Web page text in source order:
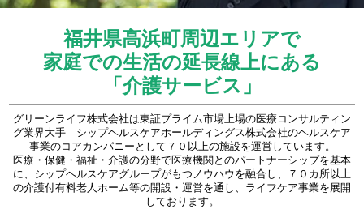
福井県高浜町周辺エリアで
家庭での生活の延長線上にある
「介護サービス」
グリーンライフ株式会社は東証プライム市場上場の医療コンサルティン
グ業界大手 シップヘルスケアホールディングス株式会社のヘルスケア
事業のコアカンパニーとして７０以上の施設を運営しています。
医療・保健・福祉・介護の分野で医療機関とのパートナーシップを基本
に、シップヘルスケアグループがもつノウハウを融合し、７０カ所以上
の介護付有料老人ホーム等の開設・運営を通し、ライフケア事業を展開
しております。